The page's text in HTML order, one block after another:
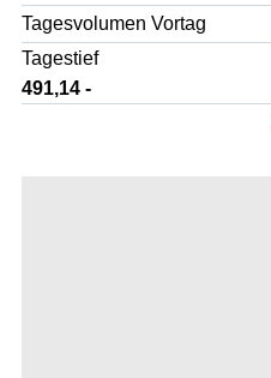
Tagesvolumen Vortag
Tagestief
491,14 -